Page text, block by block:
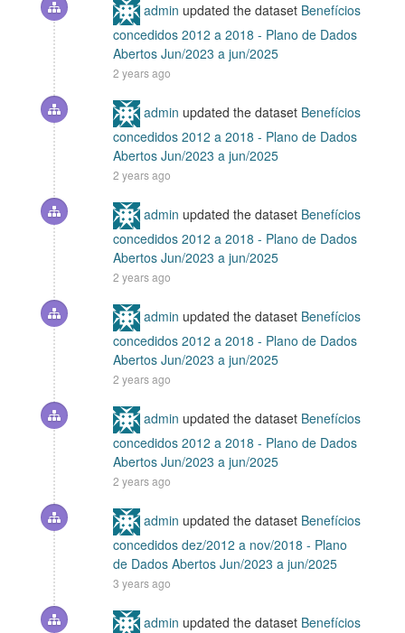
admin updated the dataset Benefícios
concedidos 2012 a 2018 - Plano de Dados
Abertos Jun/2023 a jun/2025
2 years ago
admin updated the dataset Benefícios
concedidos 2012 a 2018 - Plano de Dados
Abertos Jun/2023 a jun/2025
2 years ago
admin updated the dataset Benefícios
concedidos 2012 a 2018 - Plano de Dados
Abertos Jun/2023 a jun/2025
2 years ago
admin updated the dataset Benefícios
concedidos 2012 a 2018 - Plano de Dados
Abertos Jun/2023 a jun/2025
2 years ago
admin updated the dataset Benefícios
concedidos 2012 a 2018 - Plano de Dados
Abertos Jun/2023 a jun/2025
2 years ago
admin updated the dataset Benefícios
concedidos dez/2012 a nov/2018 - Plano
de Dados Abertos Jun/2023 a jun/2025
3 years ago
admin updated the dataset Benefícios